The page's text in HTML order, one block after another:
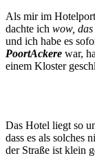
Als mir im
dachte ich wow,
und ich habe es
PoortAckere war,
einem Kloster
Das Hotel liegt so
dass es als solches
der Straße ist klein